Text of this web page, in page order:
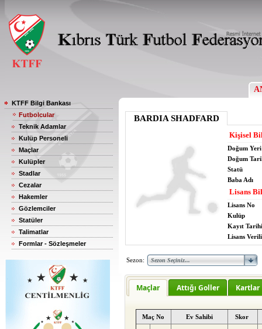
KTFF Bilgi Bankası
Futbolcular
Teknik Adamlar
Kulüp Personeli
Maçlar
Kulüpler
Stadlar
Cezalar
Hakemler
Gözlemciler
Statüler
Talimatlar
Formlar - Sözleşmeler
BARDIA SHADFARD
Kişisel
Doğum Yeri
Doğum
Statü
Baba Adı
Lisans
Lisans No
Kulüp
Kayıt Tarihi
Lisans
Sezon:
Maçlar Attığı Goller Kartlar
Maç No Ev Sahibi Skor